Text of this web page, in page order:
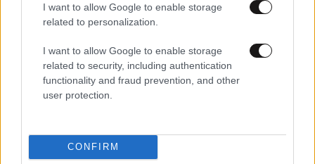
I want to allow Google to enable storage
related to personalization.
I want to allow Google to enable storage
related to security, including authentication
functionality and fraud prevention, and other
user protection.
CONFIRM